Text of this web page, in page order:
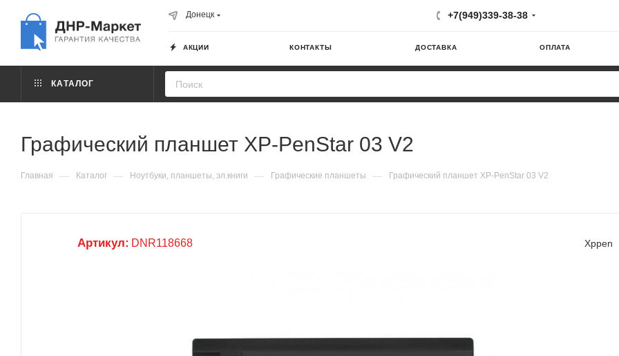
Донецк +7(949)339-38-38
АКЦИИ КОНТАКТЫ ДОСТАВКА ОПЛАТА
КАТАЛОГ
Графический планшет XP-PenStar 03 V2
Главная — Каталог — Ноутбуки, планшеты, эл.книги — Графические планшеты — Графический планшет XP-PenStar 03 V2
Артикул: DNR118668 Xppen